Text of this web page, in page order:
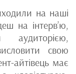
на наші
на інтерв’ю,
свою
айтівець має